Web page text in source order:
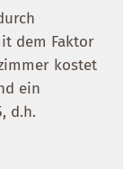
dem Faktor
kostet
ein
d.h.